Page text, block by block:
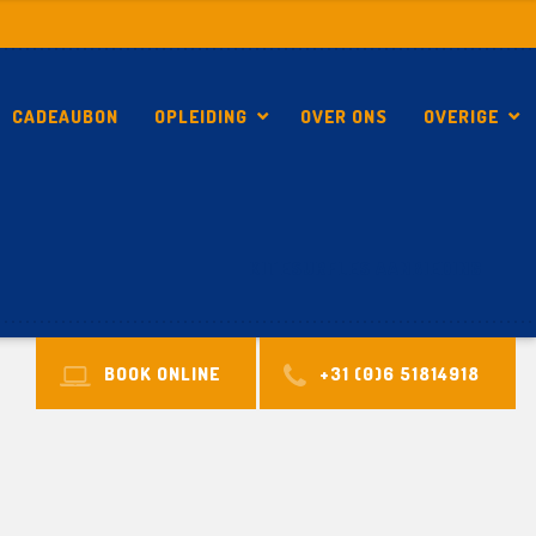
CADEAUBON OPLEIDING OVER ONS OVERIGE
BOOK ONLINE +31 (0)6 51814918